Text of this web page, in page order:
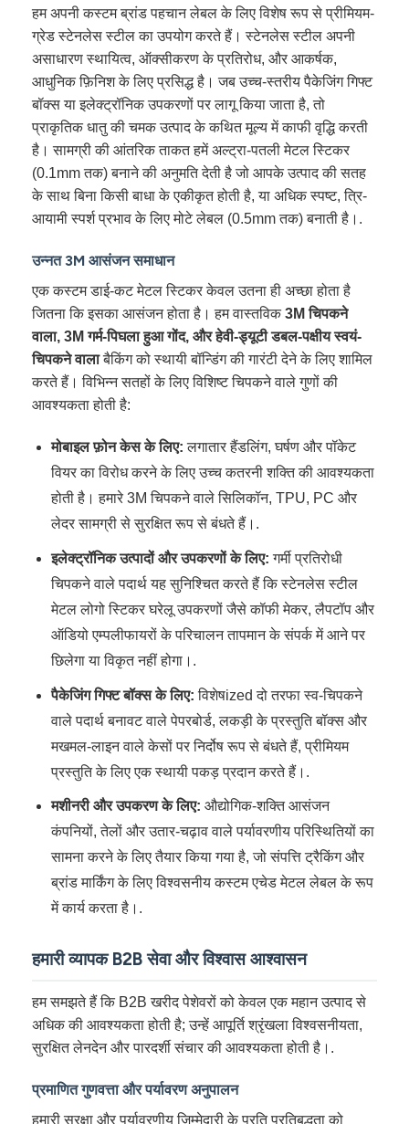
हम अपनी कस्टम ब्रांड पहचान लेबल के लिए विशेष रूप से प्रीमियम-
ग्रेड स्टेनलेस स्टील का उपयोग करते हैं। स्टेनलेस स्टील अपनी
असाधारण स्थायित्व, ऑक्सीकरण के प्रतिरोध, और आकर्षक,
आधुनिक फ़िनिश के लिए प्रसिद्ध है। जब उच्च-स्तरीय पैकेजिंग गिफ्ट
बॉक्स या इलेक्ट्रॉनिक उपकरणों पर लागू किया जाता है, तो
प्राकृतिक धातु की चमक उत्पाद के कथित मूल्य में काफी वृद्धि करती
है। सामग्री की आंतरिक ताकत हमें अल्ट्रा-पतली मेटल स्टिकर
(0.1mm तक) बनाने की अनुमति देती है जो आपके उत्पाद की सतह
के साथ बिना किसी बाधा के एकीकृत होती है, या अधिक स्पष्ट, त्रि-
आयामी स्पर्श प्रभाव के लिए मोटे लेबल (0.5mm तक) बनाती है।.
उन्नत 3M आसंजन समाधान
एक कस्टम डाई-कट मेटल स्टिकर केवल उतना ही अच्छा होता है
जितना कि इसका आसंजन होता है। हम वास्तविक3M चिपकने
वाला, 3M गर्म-पिघला हुआ गोंद, और हेवी-ड्यूटी डबल-पक्षीय स्वयं-
चिपकने वालाबैकिंग को स्थायी बॉन्डिंग की गारंटी देने के लिए शामिल
करते हैं। विभिन्न सतहों के लिए विशिष्ट चिपकने वाले गुणों की
आवश्यकता होती है:
मोबाइल फ़ोन केस के लिए: लगातार हैंडलिंग, घर्षण और पॉकेट
वियर का विरोध करने के लिए उच्च कतरनी शक्ति की आवश्यकता
होती है। हमारे 3M चिपकने वाले सिलिकॉन, TPU, PC और
लेदर सामग्री से सुरक्षित रूप से बंधते हैं।.
इलेक्ट्रॉनिक उत्पादों और उपकरणों के लिए: गर्मी प्रतिरोधी
चिपकने वाले पदार्थ यह सुनिश्चित करते हैं कि स्टेनलेस स्टील
मेटल लोगो स्टिकर घरेलू उपकरणों जैसे कॉफी मेकर, लैपटॉप और
ऑडियो एम्पलीफायरों के परिचालन तापमान के संपर्क में आने पर
छिलेगा या विकृत नहीं होगा।.
पैकेजिंग गिफ्ट बॉक्स के लिए: विशेषized दो तरफा स्व-चिपकने
वाले पदार्थ बनावट वाले पेपरबोर्ड, लकड़ी के प्रस्तुति बॉक्स और
मखमल-लाइन वाले केसों पर निर्दोष रूप से बंधते हैं, प्रीमियम
प्रस्तुति के लिए एक स्थायी पकड़ प्रदान करते हैं।.
मशीनरी और उपकरण के लिए: औद्योगिक-शक्ति आसंजन
कंपनियों, तेलों और उतार-चढ़ाव वाले पर्यावरणीय परिस्थितियों का
सामना करने के लिए तैयार किया गया है, जो संपत्ति ट्रैकिंग और
ब्रांड मार्किंग के लिए विश्वसनीय कस्टम एचेड मेटल लेबल के रूप
में कार्य करता है।.
हमारी व्यापक B2B सेवा और विश्वास आश्वासन
हम समझते हैं कि B2B खरीद पेशेवरों को केवल एक महान उत्पाद से
अधिक की आवश्यकता होती है; उन्हें आपूर्ति श्रृंखला विश्वसनीयता,
सुरक्षित लेनदेन और पारदर्शी संचार की आवश्यकता होती है।.
प्रमाणित गुणवत्ता और पर्यावरण अनुपालन
हमारी सुरक्षा और पर्यावरणीय जिम्मेदारी के प्रति प्रतिबद्धता को